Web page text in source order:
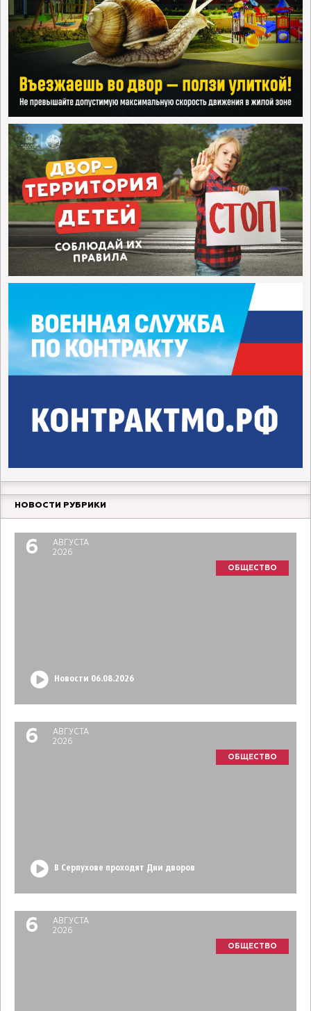
НОВОСТИ РУБРИКИ
6
АВГУСТА
2026
ОБЩЕСТВО
Новости 06.08.2026
6
АВГУСТА
2026
ОБЩЕСТВО
В Серпухове проходят Дни дворов
6
АВГУСТА
2026
ОБЩЕСТВО